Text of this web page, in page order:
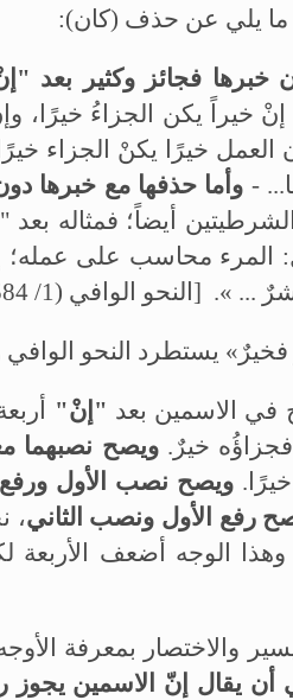
ما يلي عن حذف (كان):
خبرها فجائز وكثير بعد
خيراً يكن الجزاءُ خيرًا،
خيرًا يكنْ الجزاء
- وأما حذفها مع خبرها
أيضاً؛ فمثاله
المرء محاسب على
... ». [النحو الوافي (1/ 584- 585)]
يستطرد النحو
في الاسمين بعد "إنْ"
خيرٌ.ويصح نصبهما
ويصح نصب الأول ورفع
رفع الأول ونصب الثاني،
الوجه أضعف الأربعة
والاختصار بمعرفة
أن يقال إنّ الاسمين يجوز